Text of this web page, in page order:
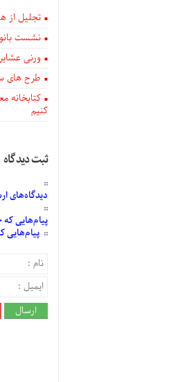
تجلیل از
نشست
ورنی
طرح های
کتابخانه
کنیم
ثبت دیدگاه
دیدگاه‌های
پیام‌هاییکه
پیام‌هایی